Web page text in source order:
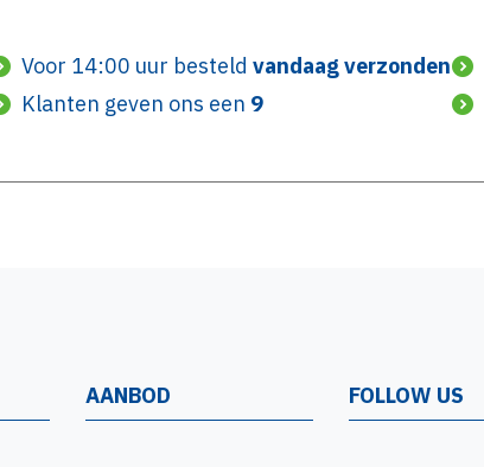
Voor 14:00 uur besteldvandaag verzonden
Klanten geven ons een 9
AANBOD FOLLOW US